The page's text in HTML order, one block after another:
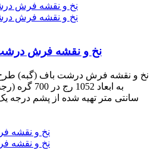
نخ و نقشه فرش درشت باف کد
سانتی متر تهیه شده از پشم درجه